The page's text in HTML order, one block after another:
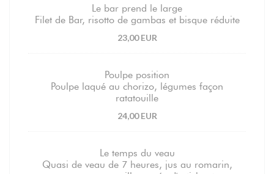
Le bar prend le large
Filet de Bar, risotto de gambas et bisque réduite
23,00 EUR
Poulpe position
Poulpe laqué au chorizo, légumes façon
ratatouille
24,00 EUR
Le temps du veau
Quasi de veau de 7 heures, jus au romarin,